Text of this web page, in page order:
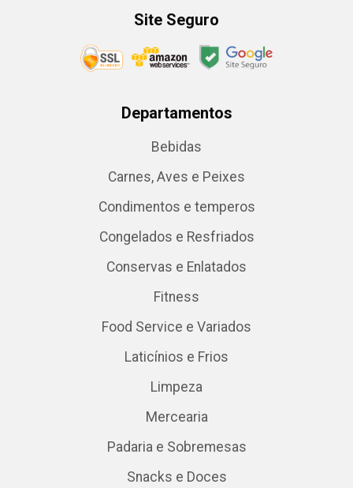
Site Seguro
Departamentos
Bebidas
Carnes, Aves e Peixes
Condimentos e temperos
Congelados e Resfriados
Conservas e Enlatados
Fitness
Food Service e Variados
Laticínios e Frios
Limpeza
Mercearia
Padaria e Sobremesas
Snacks e Doces